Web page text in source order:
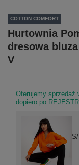
COTTON COMFORT
Hurtownia
dresowa
V
Oferujemy sprzedaż
dopiero po